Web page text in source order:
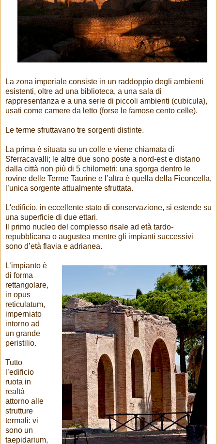
La zona imperiale consiste in un raddoppio degli ambienti
esistenti, oltre ad una biblioteca, a una sala di
rappresentanza e a una serie di piccoli ambienti (cubicula),
usati come camere da letto (forse le famose cento celle).
Le terme sfruttavano tre sorgenti distinte.
La prima è situata su un colle e viene chiamata di
Sferracavalli; le altre due sono poste a nord-est e distano
dalla città non più di 5 chilometri: una sgorga dentro le
rovine delle Terme Taurine e l’altra è quella della Ficoncella,
l’unica sorgente attualmente sfruttata.
L'edificio, in eccellente stato di conservazione, si estende su
una superficie di due ettari.
Il primo nucleo del complesso risale ad età tardo-
repubblicana o augustea mentre gli impianti successivi
sono d’età flavia e adrianea.
L’impianto è
di forma
rettangolare,
in opus
reticulatum,
imperniato
intorno ad
un grande
peristilio.
Tutto
l’edificio
ruota in
realtà
attorno alle
strutture
termali: vi
sono un
taepidarium,